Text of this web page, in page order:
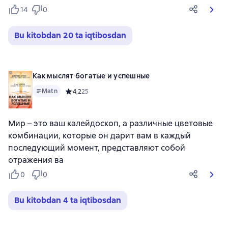
14 0
Bu kitobdan 20 ta iqtibosdan
Как мыслят богатые и успешные
Matn Средний рейтинг 4,2 на основе 25 оценок
4,225
Мир – это ваш калейдоскоп, а различные цветовые
комбинации, которые он дарит вам в каждый
последующий момент, представляют собой
отражения ва
0 0
Bu kitobdan 4 ta iqtibosdan